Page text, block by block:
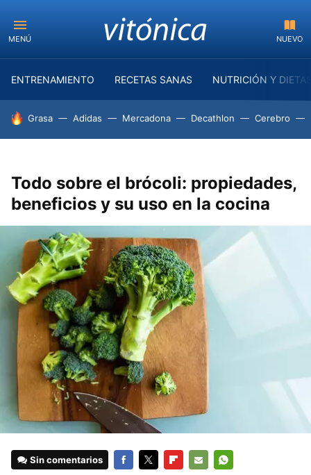
MENÚ NUEVO
ENTRENAMIENTO RECETAS SANAS NUTRICIÓN Y
HOY SE HABLA DE
Grasa Adidas Mercadona Decathlon Cerebro
Todo sobre el brócoli: propiedades,
beneficios y su uso en la cocina
Sin comentarios